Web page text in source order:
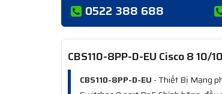
0522 388 688
CBS110-8PP-D-EU Cisco 8
CBS110-8PP-D-EU - Thiết Bị Mạng